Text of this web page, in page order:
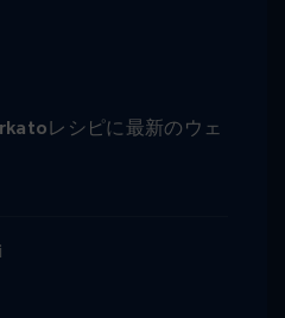
レシピに最新のウェ